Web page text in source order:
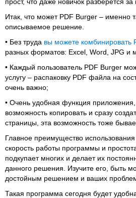
Итак, что может PDF Burger – именно
описываемое решение.
• Без труда вы можете комбинировать
разных форматов: Excel, Word, JPG и
• Каждый пользователь PDF Burger
услугу – распаковку PDF файла на
очень важно;
• Очень удобная функция
возможность копировать и сразу
страницы, эта возможность тоже
Главное преимущество
скорость работы программы и
подкупает многих и делает их
данного решения. Изучите его, быть
достойным решением и ваших
Такая программа сегодня будет